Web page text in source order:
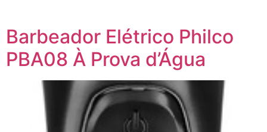
Barbeador Elétrico Philco
PBA08 À Prova d’Água